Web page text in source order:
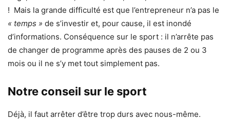
! Mais la grande difficulté est que l’entrepreneur n’a pas le
« temps » de s’investir et, pour cause, il est inondé
d’informations. Conséquence sur le sport : il n’arrête pas
de changer de programme après des pauses de 2 ou 3
mois ou il ne s’y met tout simplement pas.
Notre conseil sur le sport
Déjà, il faut arrêter d’être trop durs avec nous-même.